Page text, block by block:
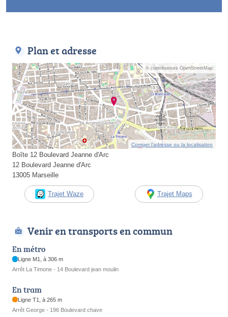
Plan et adresse
© contributeurs OpenStreetMap
Corriger l’adresse ou la localisation
Boîte 12 Boulevard Jeanne d'Arc
12 Boulevard Jeanne d'Arc
13005 Marseille
Trajet Waze Trajet Maps
Venir en transports en commun
En métro
Ligne M1, à 306 m
Arrêt La Timone - 14 Boulevard jean moulin
En tram
Ligne T1, à 265 m
Arrêt George - 196 Boulevard chave